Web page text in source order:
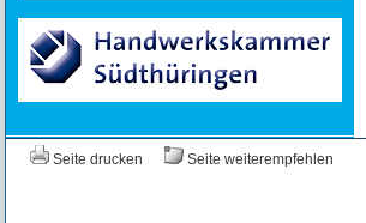
Seite drucken Seite weiterempfehlen